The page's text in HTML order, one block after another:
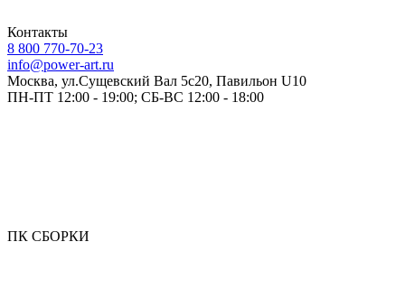
Контакты
8 800 770-70-23
info@power-art.ru
Москва, ул.Сущевский Вал 5с20, Павильон U10
ПН-ПТ 12:00 - 19:00; СБ-ВС 12:00 - 18:00
ПК СБОРКИ